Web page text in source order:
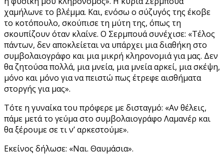
χαμήλωνε το βλέμμα. Και, ενόσω ο σύζυγός της έκοβε
το κοτόπουλο, σκούπισε τη μύτη της, όπως τη
σκουπίζουν όταν κλαίνε. Ο Σερμπουά συνέχισε: «Τέλος
πάντων, δεν αποκλείεται να υπάρχει μια διαθήκη στο
συμβολαιογράφο και μια μικρή κληρονομιά για μας. Δεν
θα ζητούσα πολλά, μια μνεία, μια μνεία αρκεί, μια σκέψη,
μόνο και μόνο για να πειστώ πως έτρεφε αισθήματα
στοργής για μας».
Τότε η γυναίκα του πρόφερε με δισταγμό: «Αν θέλεις,
πάμε μετά το γεύμα στο συμβολαιογράφο Λαμανέρ και
θα ξέρουμε σε τι ν’ αρκεστούμε».
Εκείνος δήλωσε: «Ναι. Θαυμάσια».